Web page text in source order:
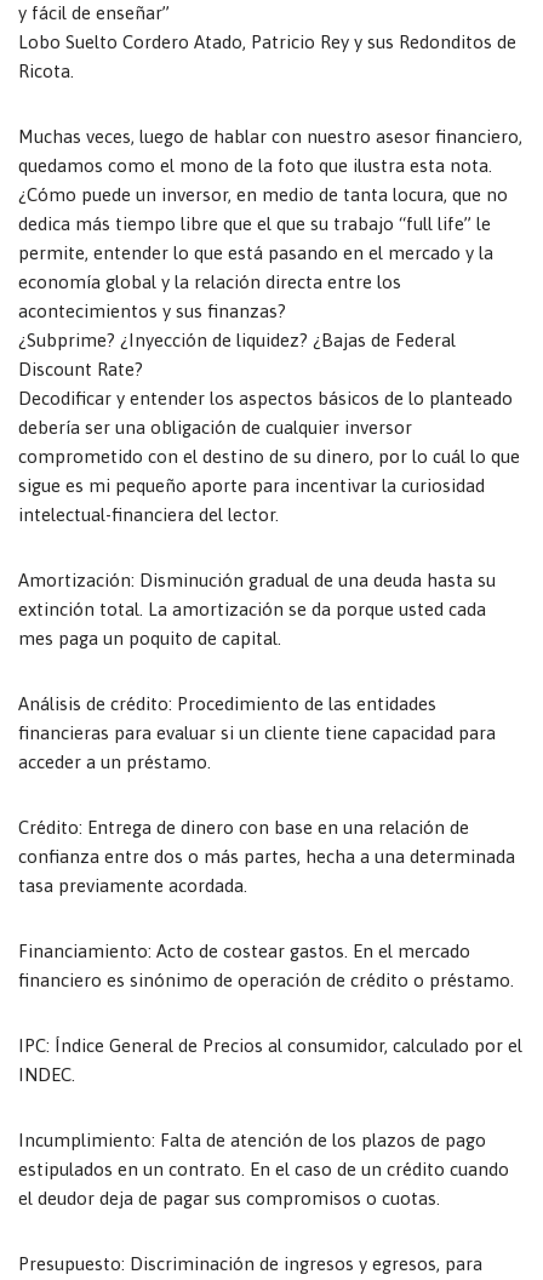
y fácil de enseñar”
Lobo Suelto Cordero Atado, Patricio Rey y sus Redonditos de
Ricota.
Muchas veces, luego de hablar con nuestro asesor financiero,
quedamos como el mono de la foto que ilustra esta nota.
¿Cómo puede un inversor, en medio de tanta locura, que no
dedica más tiempo libre que el que su trabajo “full life” le
permite, entender lo que está pasando en el mercado y la
economía global y la relación directa entre los
acontecimientos y sus finanzas?
¿Subprime? ¿Inyección de liquidez? ¿Bajas de Federal
Discount Rate?
Decodificar y entender los aspectos básicos de lo planteado
debería ser una obligación de cualquier inversor
comprometido con el destino de su dinero, por lo cuál lo que
sigue es mi pequeño aporte para incentivar la curiosidad
intelectual-financiera del lector.
Amortización: Disminución gradual de una deuda hasta su
extinción total. La amortización se da porque usted cada
mes paga un poquito de capital.
Análisis de crédito: Procedimiento de las entidades
financieras para evaluar si un cliente tiene capacidad para
acceder a un préstamo.
Crédito: Entrega de dinero con base en una relación de
confianza entre dos o más partes, hecha a una determinada
tasa previamente acordada.
Financiamiento: Acto de costear gastos. En el mercado
financiero es sinónimo de operación de crédito o préstamo.
IPC: Índice General de Precios al consumidor, calculado por el
INDEC.
Incumplimiento: Falta de atención de los plazos de pago
estipulados en un contrato. En el caso de un crédito cuando
el deudor deja de pagar sus compromisos o cuotas.
Presupuesto: Discriminación de ingresos y egresos, para